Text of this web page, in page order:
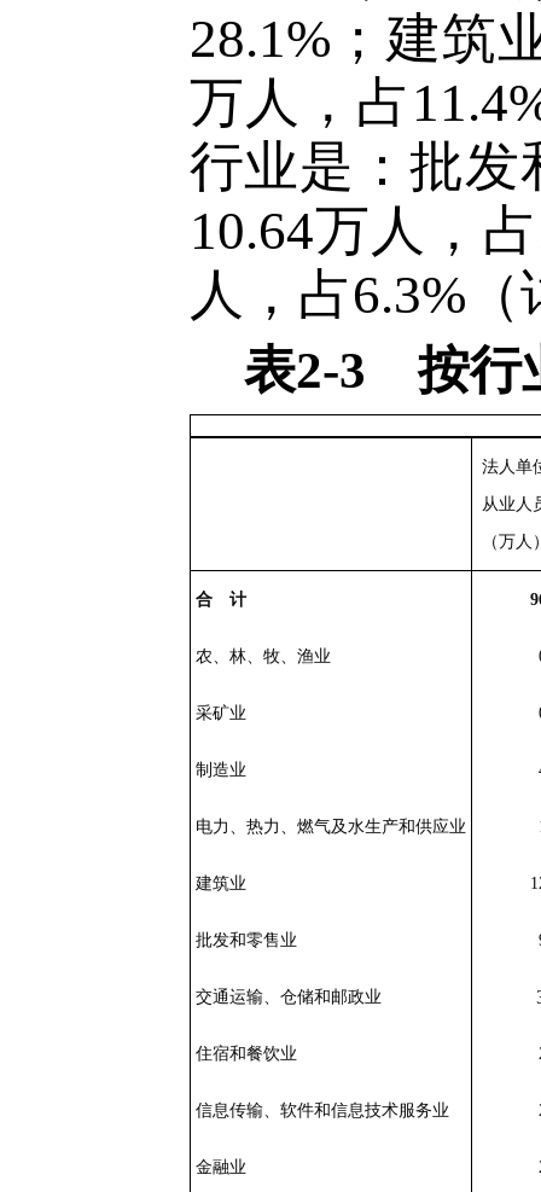
28.1%；建筑
万人，占
行业是：批发
10.64万人，
人，占6.3%
表2-3 按行
法人单
从业人
（万人
合 计
农、林、牧、渔业
采矿业
制造业
电力、热力、燃气及水生产和供应业
建筑业
批发和零售业
交通运输、仓储和邮政业
住宿和餐饮业
信息传输、软件和信息技术服务业
金融业